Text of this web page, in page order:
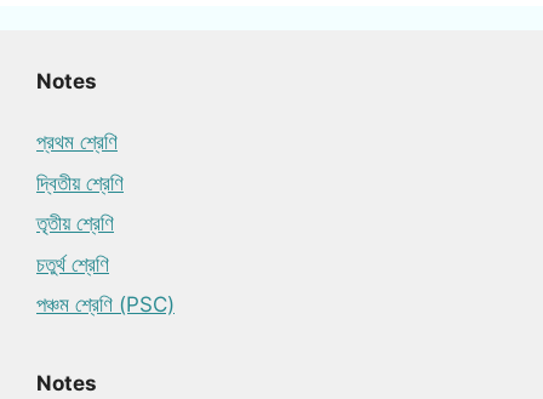
Notes
প্রথম শ্রেণি
দ্বিতীয় শ্রেণি
তৃতীয় শ্রেণি
চতুর্থ শ্রেণি
পঞ্চম শ্রেণি (PSC)
Notes